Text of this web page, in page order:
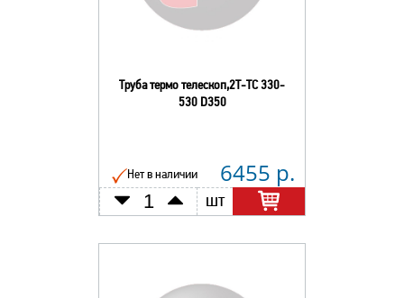
Труба термо телескоп,2Т-ТС 330-
530 D350
Нет в наличии 6455 р.
шт